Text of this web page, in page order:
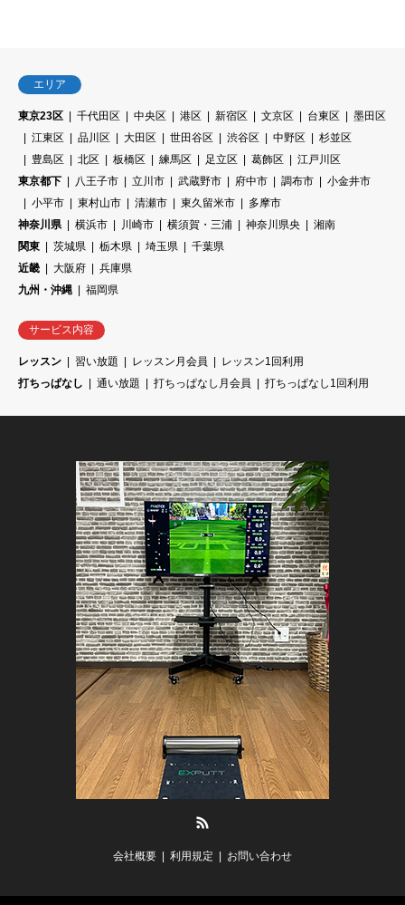
エリア
東京23区 千代田区 中央区 港区 新宿区 文京区 台東区
墨田区
江東区
品川区 大田区 世田谷区 渋谷区 中野区
杉並区
豊島区
北区 板橋区 練馬区 足立区 葛飾区
江戸川区
東京都下
八王子市 立川市 武蔵野市 府中市 調布市
小金井市
小平市
東村山市 清瀬市 東久留米市
多摩市
神奈川県
横浜市 川崎市 横須賀・三浦 神奈川県央
湘南
関東
茨城県 栃木県 埼玉県
千葉県
近畿
大阪府
兵庫県
九州・沖縄
福岡県
サービス内容
レッスン 習い放題 レッスン月会員
レッスン1回利用
打ちっぱなし
通い放題 打ちっぱなし月会員 打ちっぱなし1回利用
会社概要 利用規定 お問い合わせ